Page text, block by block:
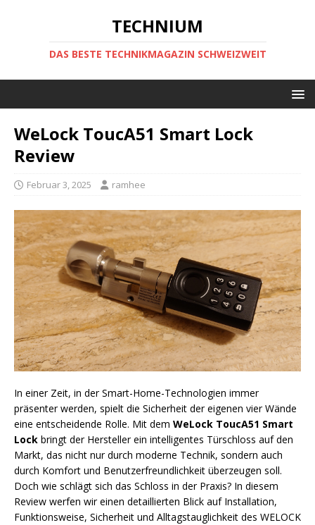
TECHNIUM
DAS BESTE TECHNIKMAGAZIN SCHWEIZWEIT
WeLock ToucA51 Smart Lock
Review
Februar 3, 2025 ramhee
In einer Zeit, in der Smart-Home-Technologien immer
präsenter werden, spielt die Sicherheit der eigenen vier Wände
eine entscheidende Rolle. Mit dem WeLock ToucA51 Smart
Lock bringt der Hersteller ein intelligentes Türschloss auf den
Markt, das nicht nur durch moderne Technik, sondern auch
durch Komfort und Benutzerfreundlichkeit überzeugen soll.
Doch wie schlägt sich das Schloss in der Praxis? In diesem
Review werfen wir einen detaillierten Blick auf Installation,
Funktionsweise, Sicherheit und Alltagstauglichkeit des WELOCK